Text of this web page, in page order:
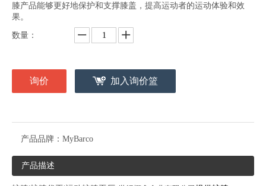
膝产品能够更好地保护和支撑膝盖，提高运动者的运动体验和效
果。
数量：
询价 加入询价篮
产品品牌： MyBarco
产品描述